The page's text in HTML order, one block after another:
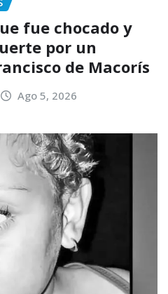
fue chocado y
por un
de Macorís
Ago 5, 2026